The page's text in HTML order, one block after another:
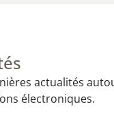
actualités
électroniques.